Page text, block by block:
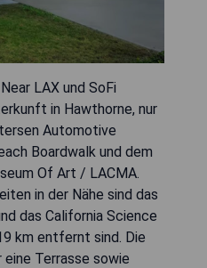
LAX und SoFi
in Hawthorne, nur
Automotive
Boardwalk und dem
Of Art / LACMA.
in der Nähe sind das
das California Science
km entfernt sind. Die
Terrasse sowie